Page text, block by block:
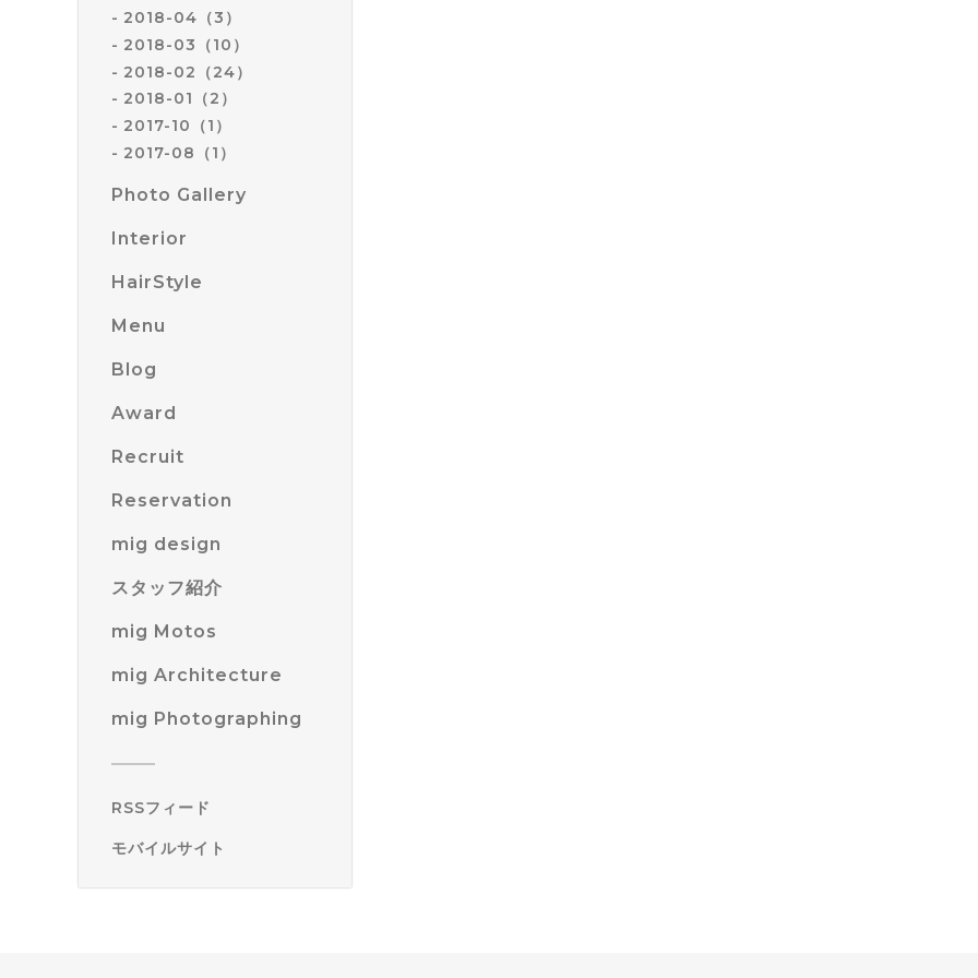
2018-04（3）
2018-03（10）
2018-02（24）
2018-01（2）
2017-10（1）
2017-08（1）
Photo Gallery
Interior
HairStyle
Menu
Blog
Award
Recruit
Reservation
mig design
スタッフ紹介
mig Motos
mig Architecture
mig Photographing
RSSフィード
モバイルサイト